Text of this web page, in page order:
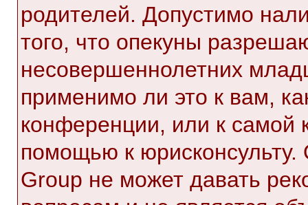
родителей. Допустимо
того, что опекуны
несовершеннолетних
применимо ли это к вам,
конференции, или к самой
помощью к
Group не может давать